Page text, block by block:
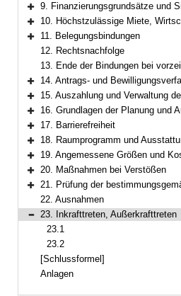
Bereich erweitern
9. Finanzierungsgrundsätze und
Bereich erweitern
10. Höchstzulässige Miete,
Bereich erweitern
11. Belegungsbindungen
12. Rechtsnachfolge
13. Ende der Bindungen bei
Bereich erweitern
14. Antrags- und
Bereich erweitern
15. Auszahlung und Verwaltung der
Bereich erweitern
16. Grundlagen der Planung und
Bereich erweitern
17. Barrierefreiheit
Bereich erweitern
18. Raumprogramm und
Bereich erweitern
19. Angemessene Größen und
Bereich erweitern
20. Maßnahmen bei Verstößen
Bereich erweitern
21. Prüfung der
22. Ausnahmen
Bereich reduzieren
23. Inkrafttreten, Außerkrafttreten
23.1
23.2
[Schlussformel]
Anlagen